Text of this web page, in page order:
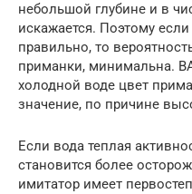
небольшой глубине и в
искажается. Поэтому
правильно, то
приманки, минимальна.
холодной воде цвет
значение, по причине
Если вода теплая
становится более
имитатор имеет